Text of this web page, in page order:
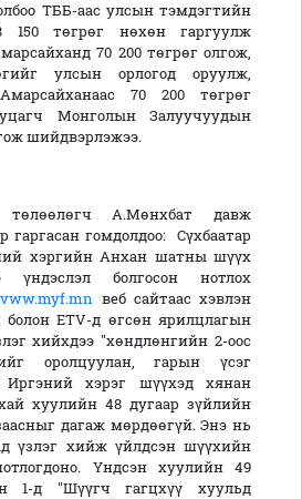
ТББ-аас улсын тэмдэгтийн
150 төгрөг нөхөн гаргуулж
70 200 төгрөг олгож,
улсын орлогод оруулж,
70 200 төгрөг
Монголын Залуучуудын
шийдвэрлэжээ.
төлөөлөгч А.Мөнхбат давж
гаргасан гомдолдоо: Сүхбаатар
хэргийн Анхан шатны шүүх
үндэслэл болгосон нотлох
веб сайтаас хэвлэн
болон ETV-д өгсөн ярилцлагын
хийхдээ "хөндлөнгийн 2-оос
оролцуулан, гарын үсэг
Иргэний хэрэг шүүхэд хянан
хуулийн 48 дугаар зүйлийн
дагаж мөрдөөгүй. Энэ нь
үзлэг хийж үйлдсэн шүүхийн
Үндсэн хуулийн 49
1-д "Шүүгч гагцхүү хуульд